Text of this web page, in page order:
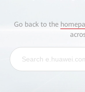
Go back to the